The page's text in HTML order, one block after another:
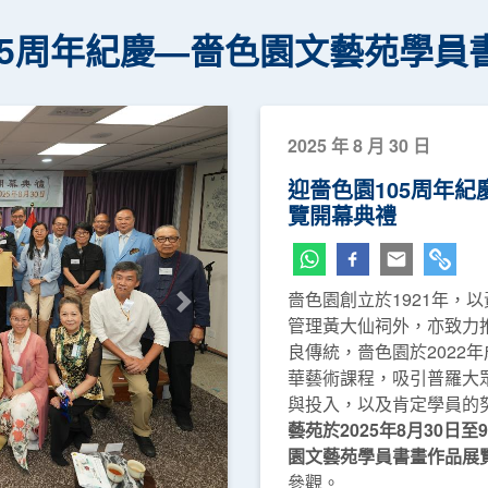
周年紀慶—嗇色園文藝苑學員
下一頁
2025 年 8 月 30 日
迎嗇色園105周年
覽開幕典禮
嗇色園創立於1921年，
管理黃大仙祠外，亦致
良傳統，嗇色園於2022
華藝術課程，吸引普羅大
與投入，以及肯定學員的
藝苑於2025年8月30日
園文藝苑學員書畫作品展
參觀。